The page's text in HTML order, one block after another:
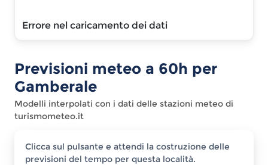
Errore nel caricamento dei dati
Previsioni meteo a 60h per
Gamberale
Modelli interpolati con i dati delle stazioni meteo di
turismometeo.it
Clicca sul pulsante e attendi la costruzione delle
previsioni del tempo per questa località.